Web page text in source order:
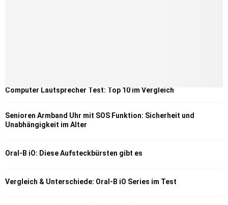
Computer Lautsprecher Test: Top 10 im Vergleich
Senioren Armband Uhr mit SOS Funktion: Sicherheit und
Unabhängigkeit im Alter
Oral-B iO: Diese Aufsteckbürsten gibt es
Vergleich & Unterschiede: Oral-B iO Series im Test